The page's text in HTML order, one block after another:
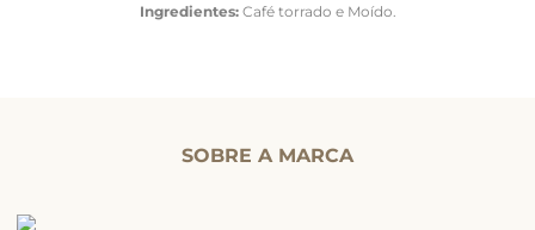
Ingredientes:Café torrado e Moído.
SOBRE A MARCA